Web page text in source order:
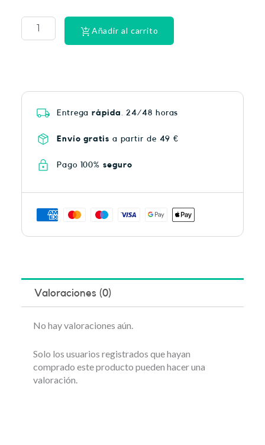
ULTRA
HEAT
PLUS
Añadir al carrito
Entregarápida . 24/48 horas
Envío gratis a partir de 49 €
Pago 100% seguro
Valoraciones (0)
No hay valoraciones aún.
Solo los usuarios registrados que hayan
comprado este producto pueden hacer una
valoración.